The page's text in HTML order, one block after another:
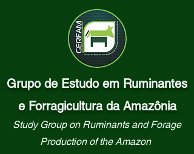
Grupo de Estudo em Ruminantes
e Forragicultura da Amazônia
Study Group on Ruminants and Forage
Production of the Amazon